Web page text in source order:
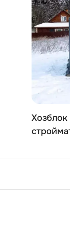
Хозблок